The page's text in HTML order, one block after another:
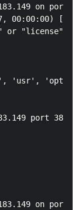
on port
00:00:00)
"license" for
'opt',
port 3838
on port